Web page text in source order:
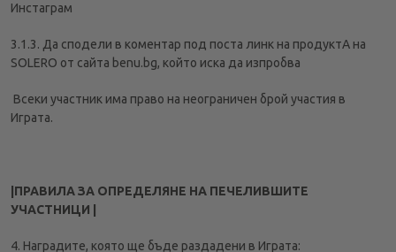
Инстаграм
3.1.3. Да сподели в коментар под поста линк на продуктA на
SOLERO от сайта benu.bg, който иска да изпробва
Всеки участник има право на неограничен брой участия в
Играта.
|ПРАВИЛА ЗА ОПРЕДЕЛЯНЕ НА ПЕЧЕЛИВШИТЕ
УЧАСТНИЦИ |
4. Наградите, която ще бъде раздадени в Играта: